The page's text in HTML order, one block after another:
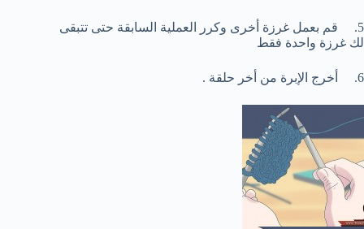
5. قم بعمل غرزة أخرى وكرر العملية السابقة حتى تتبقى
لك غرزة واحدة فقط
6. أخرج الإبرة من أخر حلقة .